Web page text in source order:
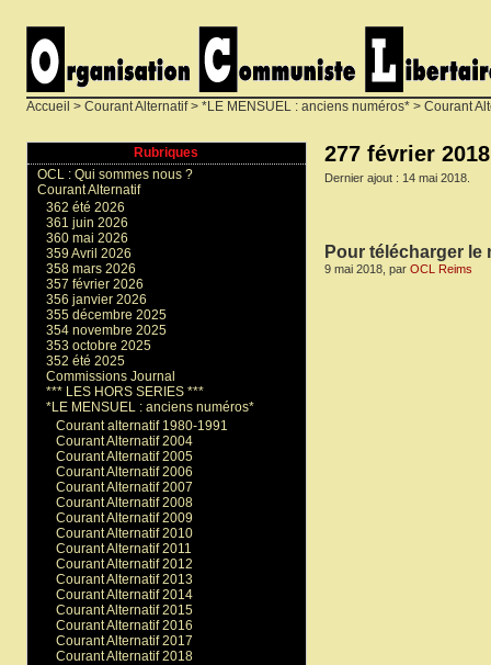
Accueil > Courant Alternatif> *LE MENSUEL : anciens numéros* > Courant
277 février 2018
Dernier ajout : 14 mai 2018.
Pour télécharger le
9 mai 2018, par OCL Reims
Rubriques
OCL : Qui sommes nous ?
Courant Alternatif
362 été 2026
361 juin 2026
360 mai 2026
359 Avril 2026
358 mars 2026
357 février 2026
356 janvier 2026
355 décembre 2025
354 novembre 2025
353 octobre 2025
352 été 2025
Commissions Journal
*** LES HORS SERIES ***
*LE MENSUEL : anciens numéros*
Courant alternatif 1980-1991
Courant Alternatif 2004
Courant Alternatif 2005
Courant Alternatif 2006
Courant Alternatif 2007
Courant Alternatif 2008
Courant Alternatif 2009
Courant Alternatif 2010
Courant Alternatif 2011
Courant Alternatif 2012
Courant Alternatif 2013
Courant Alternatif 2014
Courant Alternatif 2015
Courant Alternatif 2016
Courant Alternatif 2017
Courant Alternatif 2018